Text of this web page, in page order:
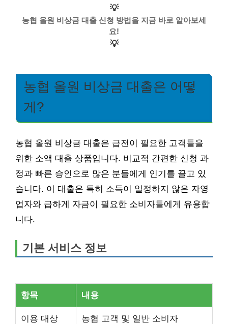
💡
농협 올원 비상금 대출 신청 방법을 지금 바로 알아보세
요!
💡
농협 올원 비상금 대출은 어떻
게?
농협 올원 비상금 대출은 급전이 필요한 고객들을
위한 소액 대출 상품입니다. 비교적 간편한 신청 과
정과 빠른 승인으로 많은 분들에게 인기를 끌고 있
습니다. 이 대출은 특히 소득이 일정하지 않은 자영
업자와 급하게 자금이 필요한 소비자들에게 유용합
니다.
기본 서비스 정보
항목 내용
이용 대상 농협 고객 및 일반 소비자